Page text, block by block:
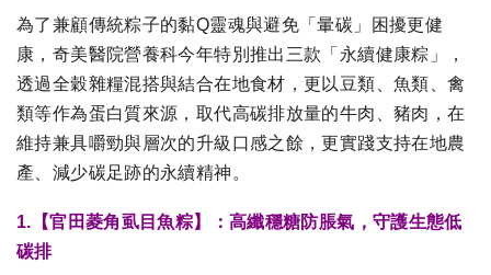
為了兼顧傳統粽子的黏Q靈魂與避免「暈碳」困擾更健
康，奇美醫院營養科今年特別推出三款「永續健康粽」，
透過全穀雜糧混搭與結合在地食材，更以豆類、魚類、禽
類等作為蛋白質來源，取代高碳排放量的牛肉、豬肉，在
維持兼具嚼勁與層次的升級口感之餘，更實踐支持在地農
產、減少碳足跡的永續精神。
1.【官田菱角虱目魚粽】：高纖穩糖防脹氣，守護生態低
碳排